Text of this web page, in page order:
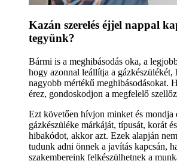
Kazán szerelés éjjel nappal
tegyünk?
Bármi is a meghibásodás oka, a
hogy azonnal leállítja a gázkészülékét,
nagyobb mértékű meghibásodásokat.
érez, gondoskodjon a megfelelő
Ezt követően hívjon minket és mondja
gázkészüléke márkáját, típusát, korát
hibakódot, akkor azt. Ezek alapján
tudunk adni önnek a javítás kapcsán,
szakembereink felkészülhetnek a